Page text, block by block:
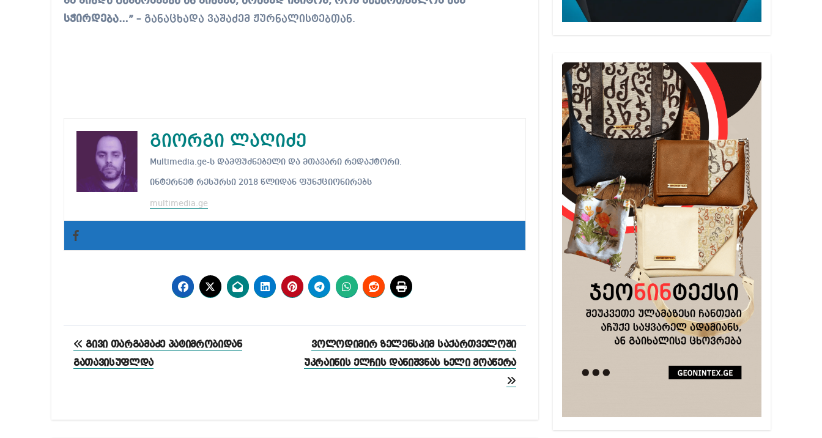
სჭირდება…” – განაცხადა ვაშაძემ ჟურნალისტებთან.
გიორგი ლაღიძე
Multimedia.ge-ს დამფუძნებელი და მთავარი რედაქტორი.
ინტერნეტ რესურსი 2018 წლიდან ფუნქციონირებს
multimedia.ge
პოსტის
ნავიგაცია
გივი თარგამაძე პატიმრობიდან
გათავისუფლდა
ვოლოდიმირ ზელენსკიმ საქართველოში
უკრაინის ელჩის დანიშვნას ხელი მოაწერა